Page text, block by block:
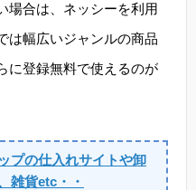
場合は、ネッシーを利用
は幅広いジャンルの商品
に登録無料で使えるのが
プの仕入れサイトや卸
雑貨etc・・